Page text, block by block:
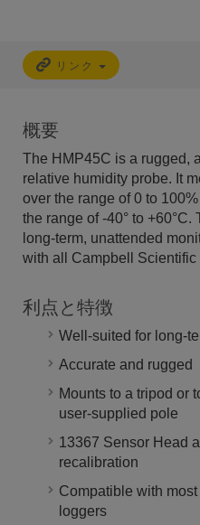
リンク
概要
The HMP45C is a rugged,
relative humidity probe. It
over the range of 0 to
the range of -40° to
long-term, unattended
with all Campbell Scientific
利点と特徴
Well-suited for long-
Accurate and rugged
Mounts to a tripod or
user-supplied pole
13367 Sensor Head
recalibration
Compatible with
loggers